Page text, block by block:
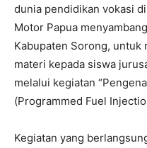
dunia pendidikan vokasi
Motor Papua
Kabupaten Sorong, untuk
materi kepada siswa
melalui kegiatan
(Programmed Fuel
Kegiatan yang